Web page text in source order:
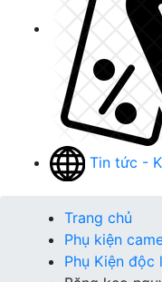
Tin tức -
Trang chủ
Phụ kiện
Phụ Kiện độc